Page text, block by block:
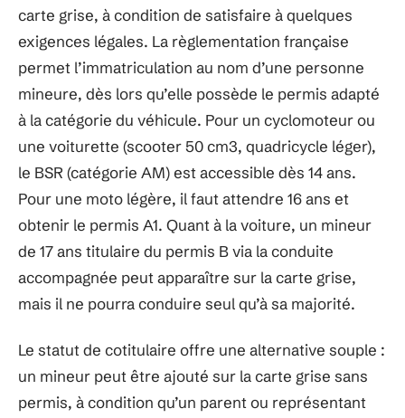
carte grise, à condition de satisfaire à quelques
exigences légales. La règlementation française
permet l’immatriculation au nom d’une personne
mineure, dès lors qu’elle possède le permis adapté
à la catégorie du véhicule. Pour un cyclomoteur ou
une voiturette (scooter 50 cm3, quadricycle léger),
le BSR (catégorie AM) est accessible dès 14 ans.
Pour une moto légère, il faut attendre 16 ans et
obtenir le permis A1. Quant à la voiture, un mineur
de 17 ans titulaire du permis B via la conduite
accompagnée peut apparaître sur la carte grise,
mais il ne pourra conduire seul qu’à sa majorité.
Le statut de cotitulaire offre une alternative souple :
un mineur peut être ajouté sur la carte grise sans
permis, à condition qu’un parent ou représentant